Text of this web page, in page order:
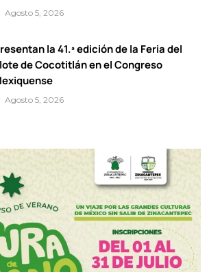
Agosto 5, 2026
la 41.ª edición de la Feria del
de Cocotitlán en el Congreso
Agosto 5, 2026